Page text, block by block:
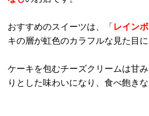
おすすめのスイーツは、「レイン
キの層が虹色のカラフルな見た目に
ケーキを包むチーズクリームは甘
りとした味わいになり、食べ飽きな